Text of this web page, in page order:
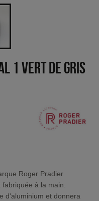
1 Vert de gris
Roger Pradier
à la main.
d'aluminium et donnera